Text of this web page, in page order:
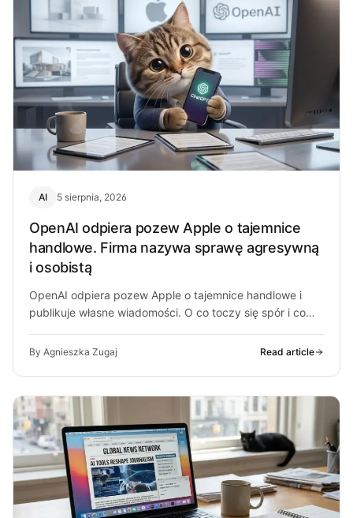
AI 5 sierpnia, 2026
OpenAI odpiera pozew Apple o tajemnice
handlowe. Firma nazywa sprawę agresywną
i osobistą
OpenAI odpiera pozew Apple o tajemnice handlowe i
publikuje własne wiadomości. O co toczy się spór i co
By Agnieszka Zugaj Read article